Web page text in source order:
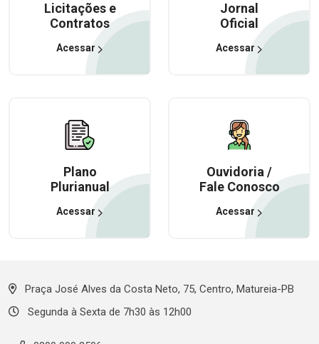
Licitações e
Contratos
Acessar
Jornal
Oficial
Acessar
Plano
Plurianual
Acessar
Ouvidoria /
Fale Conosco
Acessar
Praça José Alves da Costa Neto, 75, Centro, Matureia-PB
Segunda à Sexta de 7h30 às 12h00